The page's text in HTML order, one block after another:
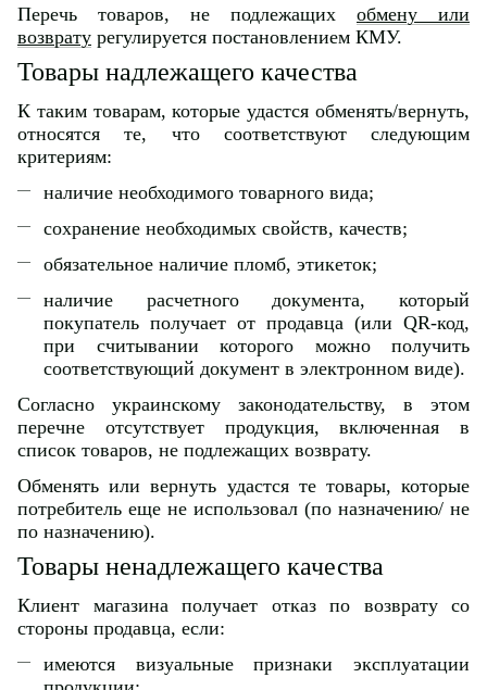
Перечь товаров, не подлежащих обмену или
возврату регулируется постановлением КМУ.
Товары надлежащего качества
К таким товарам, которые удастся обменять/вернуть,
относятся те, что соответствуют следующим
критериям:
наличие необходимого товарного вида;
сохранение необходимых свойств, качеств;
обязательное наличие пломб, этикеток;
наличие расчетного документа, который
покупатель получает от продавца (или QR-код,
при считывании которого можно получить
соответствующий документ в электронном виде).
Согласно украинскому законодательству, в этом
перечне отсутствует продукция, включенная в
список товаров, не подлежащих возврату.
Обменять или вернуть удастся те товары, которые
потребитель еще не использовал (по назначению/ не
по назначению).
Товары ненадлежащего качества
Клиент магазина получает отказ по возврату со
стороны продавца, если:
имеются визуальные признаки эксплуатации